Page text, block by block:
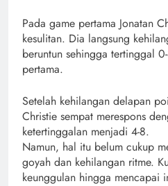
Pada game pertama Jonatan
kesulitan. Dia langsung
beruntun sehingga tertinggal
pertama.
Setelah kehilangan delapan
Christie sempat merespons
ketertinggalan menjadi 4-8.
Namun, hal itu belum cukup
goyah dan kehilangan ritme.
keunggulan hingga mencapai